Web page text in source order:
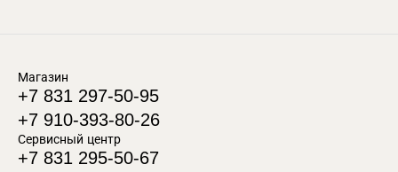
Магазин
+7 831 297-50-95
+7 910-393-80-26
Сервисный центр
+7 831 295-50-67